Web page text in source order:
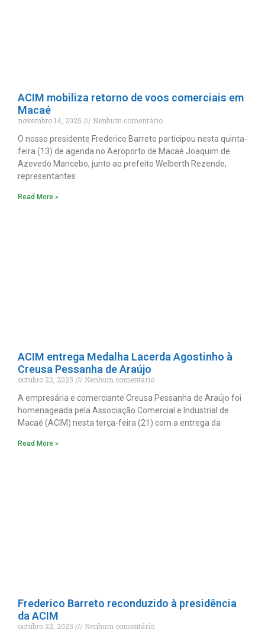
ACIM mobiliza retorno de voos comerciais em
Macaé
novembro 14, 2025
Nenhum comentário
O nosso presidente Frederico Barreto participou nesta quinta-
feira (13) de agenda no Aeroporto de Macaé Joaquim de
Azevedo Mancebo, junto ao prefeito Welberth Rezende,
representantes
Read More »
ACIM entrega Medalha Lacerda Agostinho à
Creusa Pessanha de Araújo
outubro 22, 2025
Nenhum comentário
A empresária e comerciante Creusa Pessanha de Araújo foi
homenageada pela Associação Comercial e Industrial de
Macaé (ACIM) nesta terça-feira (21) com a entrega da
Read More »
Frederico Barreto reconduzido à presidência
da ACIM
outubro 22, 2025
Nenhum comentário